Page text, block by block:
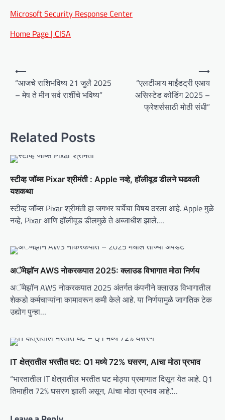
Microsoft Security Response Center
Home Page | CISA
n
a
v
i
g
a
t
o
n
⟵
“आजचे राशिभविष्य 21 जुलै 2025
– मेष ते मीन सर्व राशींचे भविष्य”
“एलटीआय माईंडट्री एआय
असिस्टेड कोडिंग 2025 –
फ्रेशर्ससाठी मोठी संधी”
⟶
Related Posts
स्टीव्ह जॉब्स Pixar श्रीमंती : Apple नव्हे, हॉलीवूड डीलने घडवली
यशकथा
स्टीव्ह जॉब्स Pixar श्रीमंती हा जगभर चर्चेचा विषय ठरला आहे. Apple मुळे
नव्हे, Pixar आणि हॉलीवूड डीलमुळे ते अब्जाधीश झाले.…
अॅमेझॉन AWS नोकरकपात 2025: क्लाउड विभागात मोठा निर्णय
अॅमेझॉन AWS नोकरकपात 2025 अंतर्गत कंपनीने क्लाउड विभागातील
शेकडो कर्मचाऱ्यांना कामावरून कमी केले आहे. या निर्णयामुळे जागतिक टेक
उद्योग पुन्हा…
IT क्षेत्रातील भरतीत घट: Q1 मध्ये 72% घसरण, AIचा मोठा प्रभाव
“भारतातील IT क्षेत्रातील भरतीत घट मोठ्या प्रमाणात दिसून येत आहे. Q1
तिमाहीत 72% घसरण झाली असून, AIचा मोठा प्रभाव आहे.”…